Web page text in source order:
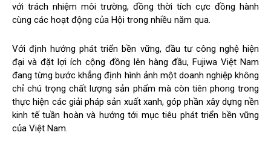
với trách nhiệm môi trường, đồng thời tích cực đồng hành
cùng các hoạt động của Hội trong nhiều năm qua.
Với định hướng phát triển bền vững, đầu tư công nghệ hiện
đại và đặt lợi ích cộng đồng lên hàng đầu, Fujiwa Việt Nam
đang từng bước khẳng định hình ảnh một doanh nghiệp không
chỉ chú trọng chất lượng sản phẩm mà còn tiên phong trong
thực hiện các giải pháp sản xuất xanh, góp phần xây dựng nền
kinh tế tuần hoàn và hướng tới mục tiêu phát triển bền vững
của Việt Nam.